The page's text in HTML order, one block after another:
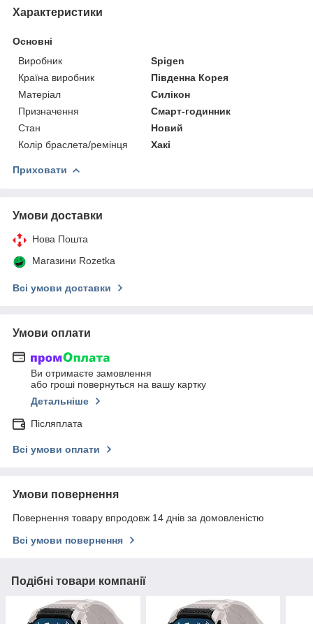
Характеристики
Основні
Виробник
Spigen
Країна виробник
Південна Корея
Матеріал
Силікон
Призначення
Смарт-годинник
Стан
Новий
Колір браслета/ремінця
Хакі
Приховати
Умови доставки
Нова Пошта
Магазини Rozetka
Всі умови доставки
Умови оплати
Ви отримаєте замовлення
або гроші повернуться на вашу картку
Детальніше
Післяплата
Всі умови оплати
Умови повернення
Повернення товару впродовж 14 днів за домовленістю
Всі умови повернення
Подібні товари компанії